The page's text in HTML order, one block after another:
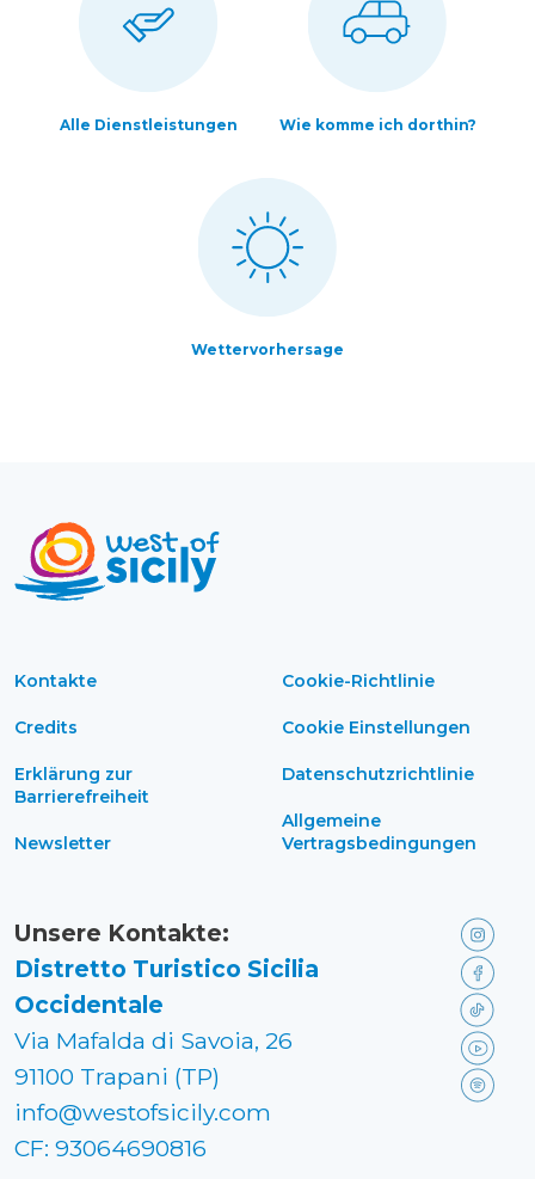
Alle Dienstleistungen Wie komme ich dorthin?
Wettervorhersage
Kontakte
Credits
Erklärung zur
Barrierefreiheit
Newsletter
Cookie-Richtlinie
Cookie Einstellungen
Datenschutzrichtlinie
Allgemeine
Vertragsbedingungen
Unsere Kontakte:
Distretto Turistico Sicilia
Occidentale
Via Mafalda di Savoia, 26
91100 Trapani (TP)
info@westofsicily.com
CF: 93064690816